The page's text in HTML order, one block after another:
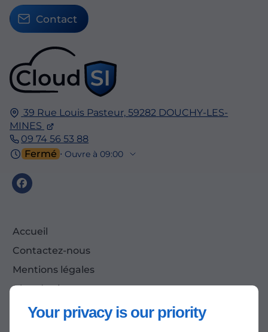
Your privacy is our priority
39 Rue Louis Pasteur, 59282 DOUCHY-LES-
MINES
09 74 56 53 88
Fermé ⋅ Ouvre à 09:00
Accueil
Contactez-nous
Mentions légales
Plan du site
Contact